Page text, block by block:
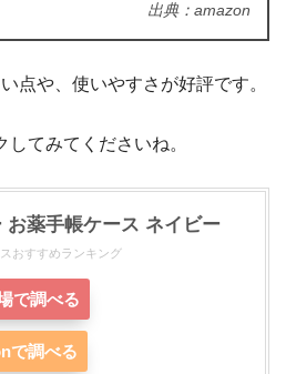
出典：amazon
点や、使いやすさが好評です。
てみてくださいね。
お薬手帳ケース ネイビー
おすすめランキング
で調べる
で調べる